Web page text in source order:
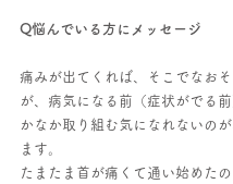
Q悩んでいる方にメッセージ
痛みが出てくれば、そこでなお
が、病気になる前（症状がでる
かなか取り組む気になれないの
ます。
たまたま首が痛くて通い始めた